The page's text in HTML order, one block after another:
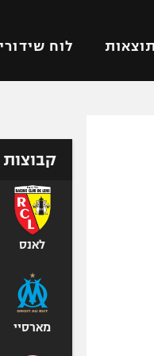
תוצאות לוח
קבוצות
לאנס
מארסיי